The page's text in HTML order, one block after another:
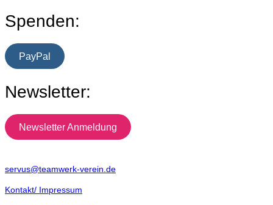
Spenden:
PayPal
Newsletter:
Newsletter Anmeldung
servus@teamwerk-verein.de
Kontakt/ Impressum